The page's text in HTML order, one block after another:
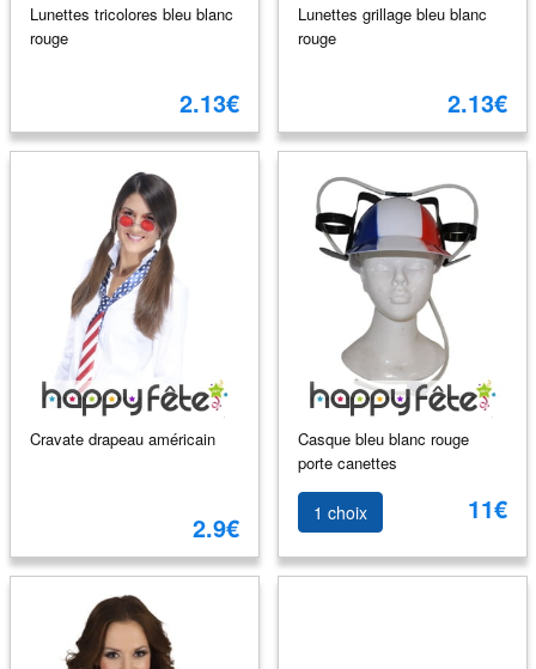
Lunettes tricolores bleu blanc
rouge
2.13€
Lunettes grillage bleu blanc
rouge
2.13€
Cravate drapeau américain
2.9€
Casque bleu blanc rouge
porte canettes
1 choix 11€